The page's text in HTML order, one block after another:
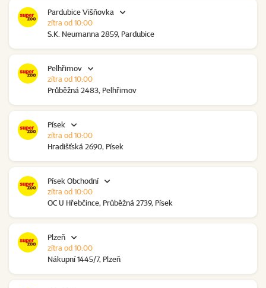
Pardubice Višňovka
S.K. Neumanna 2859, Pardubice
zítra od 10:00
Pelhřimov
Průběžná 2483, Pelhřimov
zítra od 10:00
Písek
Hradišťská 2690, Písek
zítra od 10:00
Písek Obchodní
OC U Hřebčince, Průběžná 2739, Písek
zítra od 10:00
Plzeň
Nákupní 1445/7, Plzeň
zítra od 10:00